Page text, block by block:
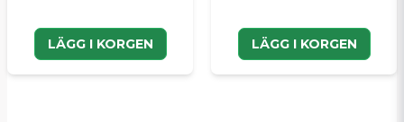
LÄGG I KORGEN LÄGG I KORGEN